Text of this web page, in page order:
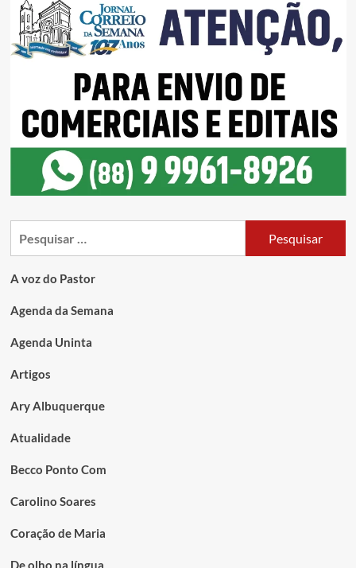
A voz do Pastor
Agenda da Semana
Agenda Uninta
Artigos
Ary Albuquerque
Atualidade
Becco Ponto Com
Carolino Soares
Coração de Maria
De olho na língua